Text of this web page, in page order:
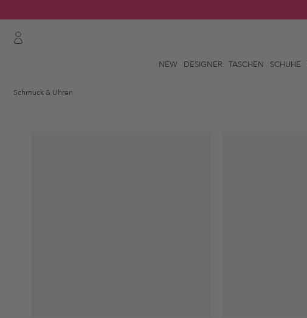
NEW DESIGNER TASCHEN SCHUHE
Schmuck & Uhren